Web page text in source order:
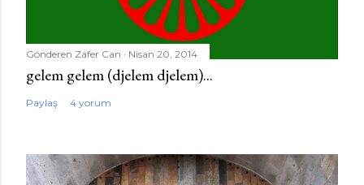
Gönderen Zafer Can Nisan 20, 2014
gelem gelem (djelem djelem)...
Paylaş 4 yorum